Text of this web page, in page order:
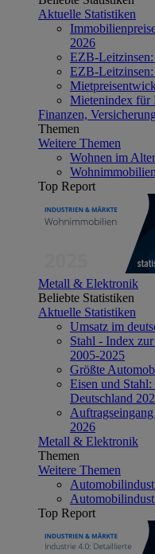
Aktuelle Statistiken
2026
EZB-Leitzinsen:
EZB-
Mietenindex für
Finanzen,
Themen
Weitere Themen
Wohnen im
Top Report
Metall & Elektronik
Beliebte Statistiken
Aktuelle Statistiken
Umsatz im
Stahl - Index
2005-2025
Größte
Eisen und
Deutschland
2026
Metall & Elektronik
Themen
Weitere Themen
Top Report